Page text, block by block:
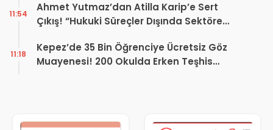
Ahmet Yutmaz’dan Atilla Karip’e Sert
Çıkış! “Hukuki Süreçler Dışında Sektöre
11:54
Kepez’de 35 Bin Öğrenciye Ücretsiz Göz
Muayenesi! 200 Okulda Erken Teşhis
11:18